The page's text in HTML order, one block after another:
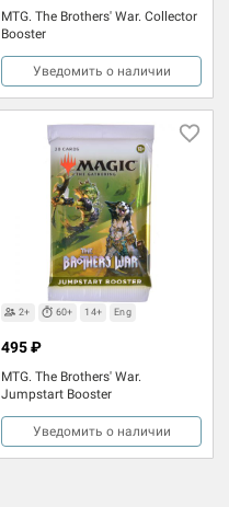
MTG. The Brothers' War. Collector
Booster
Уведомить о наличии
2+ 60+ 14+ Eng
MTG. The Brothers' War.
Jumpstart Booster
495 ₽
Уведомить о наличии